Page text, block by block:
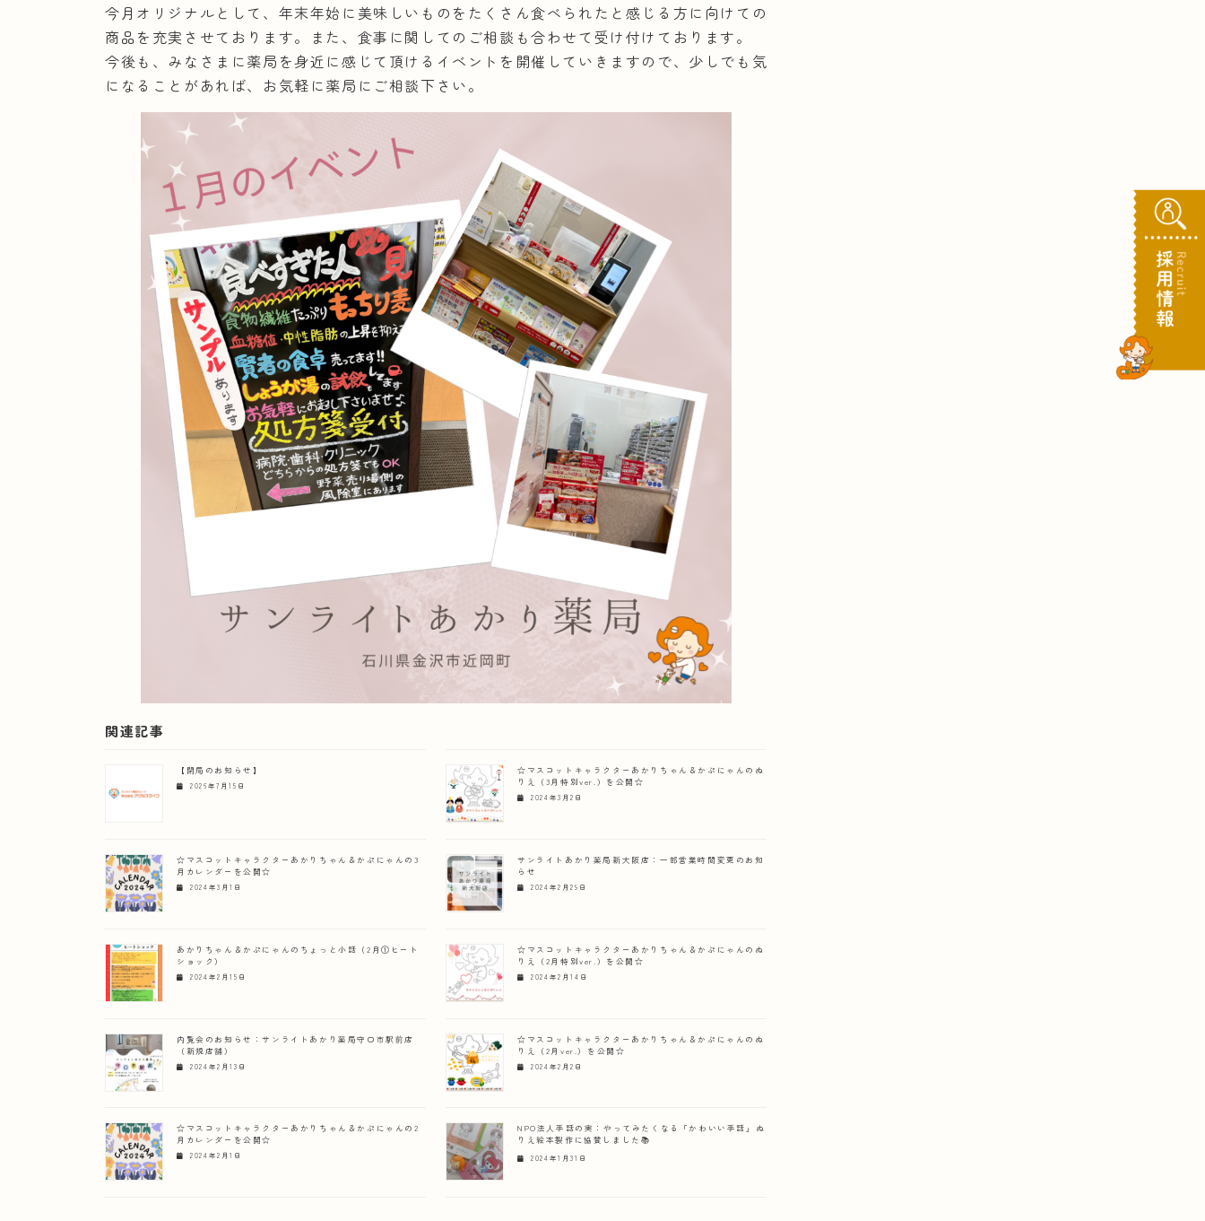
今月オリジナルとして、年末年始に美味しいものをたくさん食べられたと感じる方に向けての
商品を充実させております。また、食事に関してのご相談も合わせて受け付けております。
今後も、みなさまに薬局を身近に感じて頂けるイベントを開催していきますので、少しでも気
になることがあれば、お気軽に薬局にご相談下さい。
関連記事
【閉局のお知らせ】
2026年7月15日
☆マスコットキャラクターあかりちゃん＆かぷにゃんのぬ
りえ（3月特別ver.）を公開☆
2024年3月2日
☆マスコットキャラクターあかりちゃん＆かぷにゃんの3
月カレンダーを公開☆
2024年3月1日
サンライトあかり薬局新大阪店：一部営業時間変更のお知
らせ
2024年2月29日
あかりちゃん＆かぷにゃんのちょっと小話（2月①ヒート
ショック）
2024年2月15日
☆マスコットキャラクターあかりちゃん＆かぷにゃんのぬ
りえ（2月特別ver.）を公開☆
2024年2月14日
内覧会のお知らせ：サンライトあかり薬局守口市駅前店
（新規店舗）
2024年2月13日
☆マスコットキャラクターあかりちゃん＆かぷにゃんのぬ
りえ（2月ver.）を公開☆
2024年2月2日
☆マスコットキャラクターあかりちゃん＆かぷにゃんの2
月カレンダーを公開☆
2024年2月1日
NPO法人手話の実：やってみたくなる「かわいい手話」ぬ
りえ絵本製作に協賛しました📚
2024年1月31日